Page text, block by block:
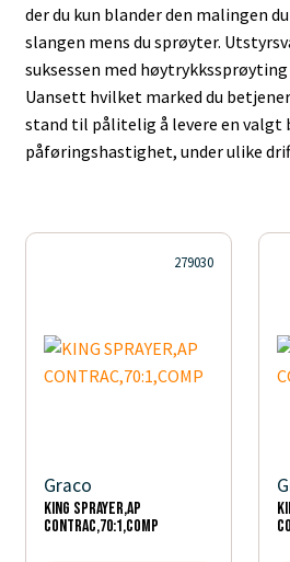
der du kun blander den malingen
slangen mens du sprøyter.
suksessen med
Uansett hvilket marked du
stand til pålitelig å levere en valgt
påføringshastighet, under ulike
279030
Graco
KING SPRAYER,AP
CONTRAC,70:1,COMP